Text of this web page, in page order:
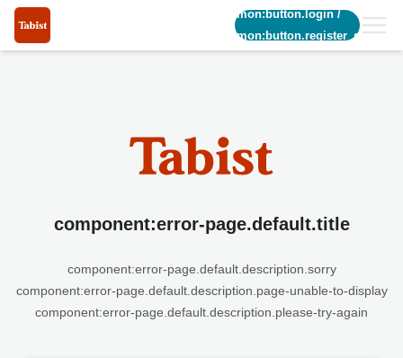
common:button.login/
common:button.register_short
component:error-page.default.title
component:error-page.default.description.sorry
component:error-page.default.description.page-unable-to-display
component:error-page.default.description.please-try-again